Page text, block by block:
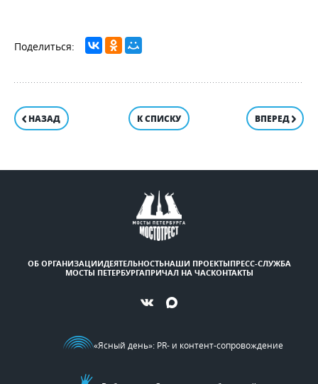
НАЗАД К СПИСКУ ВПЕРЕД
ОБ ОРГАНИЗАЦИИДЕЯТЕЛЬНОСТЬНАШИ ПРОЕКТЫПРЕСС-СЛУЖБА
МОСТЫ ПЕТЕРБУРГАПРИЧАЛ НА ЧАСКОНТАКТЫ
«Ясный день»: PR- и контент-сопровождение